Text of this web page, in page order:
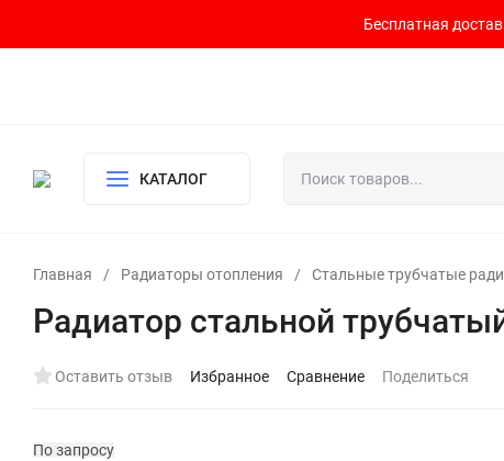
Бесплатная
КАТАЛОГ
Главная / Радиаторы отопления / Стальные трубчатые
Радиатор стальной
Оставить отзыв Избранное Сравнение Поделиться
По запросу